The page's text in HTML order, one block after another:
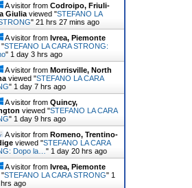
A visitor from Codroipo, Friuli-
Giulia viewed "STEFANO LA
" 21 hrs 27 mins ago
A visitor from Ivrea, Piemonte
"STEFANO LA CARA STRONG:
" 1 day 3 hrs ago
A visitor from Morrisville, North
viewed "STEFANO LA CARA
" 1 day 7 hrs ago
A visitor from Quincy,
viewed "STEFANO LA CARA
" 1 day 9 hrs ago
A visitor from Romeno, Trentino-
viewed "STEFANO LA CARA
Dopo la… " 1 day 20 hrs ago
A visitor from Ivrea, Piemonte
"STEFANO LA CARA STRONG" 1
ago